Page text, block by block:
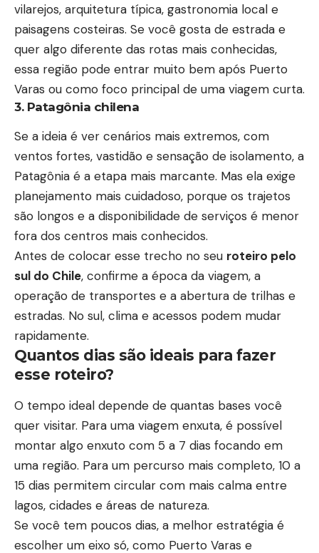
vilarejos, arquitetura típica, gastronomia local e
paisagens costeiras. Se você gosta de estrada e
quer algo diferente das rotas mais conhecidas,
essa região pode entrar muito bem após Puerto
Varas ou como foco principal de uma viagem curta.
3. Patagônia chilena
Se a ideia é ver cenários mais extremos, com
ventos fortes, vastidão e sensação de isolamento, a
Patagônia é a etapa mais marcante. Mas ela exige
planejamento mais cuidadoso, porque os trajetos
são longos e a disponibilidade de serviços é menor
fora dos centros mais conhecidos.
Antes de colocar esse trecho no seu roteiro pelo
sul do Chile, confirme a época da viagem, a
operação de transportes e a abertura de trilhas e
estradas. No sul, clima e acessos podem mudar
rapidamente.
Quantos dias são ideais para fazer
esse roteiro?
O tempo ideal depende de quantas bases você
quer visitar. Para uma viagem enxuta, é possível
montar algo enxuto com 5 a 7 dias focando em
uma região. Para um percurso mais completo, 10 a
15 dias permitem circular com mais calma entre
lagos, cidades e áreas de natureza.
Se você tem poucos dias, a melhor estratégia é
escolher um eixo só, como Puerto Varas e